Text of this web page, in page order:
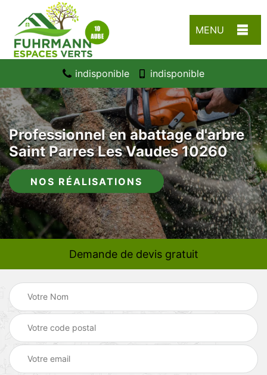
MENU
indisponible indisponible
Professionnel en abattage d'arbre
Saint Parres Les Vaudes 10260
NOS RÉALISATIONS
Demande de devis gratuit